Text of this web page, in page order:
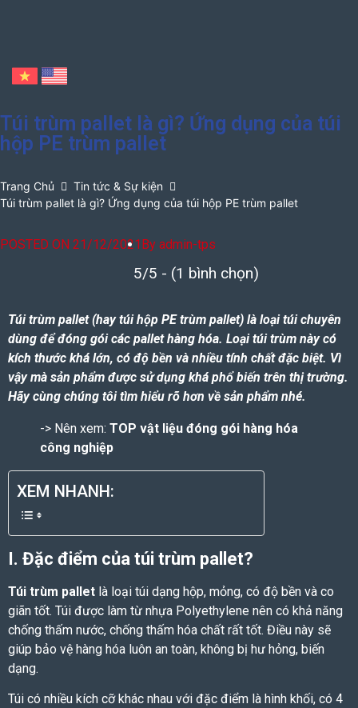
Túi trùm pallet là gì? Ứng dụng của túi
hộp PE trùm pallet
Trang Chủ
Tin tức & Sự kiện
Túi trùm pallet là gì? Ứng dụng của túi hộp PE trùm pallet
POSTED ON 21/12/2021 By admin-tps
5/5 - (1 bình chọn)
Túi trùm pallet(haytúi hộp PE trùm pallet) là loại túi chuyên
dùng để đóng gói các pallet hàng hóa. Loại túi trùm này có
kích thước khá lớn, có độ bền và nhiều tính chất đặc biệt. Vì
vậy mà sản phẩm được sử dụng khá phổ biến trên thị trường.
Hãy cùng chúng tôi tìm hiểu rõ hơn về sản phẩm nhé.
-> Nên xem: TOP vật liệu đóng gói hàng hóa
công nghiệp
XEM NHANH:
I. Đặc điểm của túi trùm pallet?
Túi trùm pallet là loại túi dạng hộp, mỏng, có độ bền và co
giãn tốt. Túi được làm từ nhựa Polyethylene nên có khả năng
chống thấm nước, chống thấm hóa chất rất tốt. Điều này sẽ
giúp bảo vệ hàng hóa luôn an toàn, không bị hư hỏng, biến
dạng.
Túi có nhiều kích cỡ khác nhau với đặc điểm là hình khối, có 4